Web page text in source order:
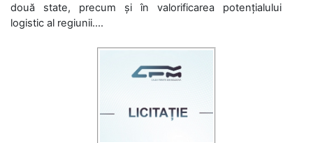
două state, precum și în valorificarea potențialului
logistic al regiunii....